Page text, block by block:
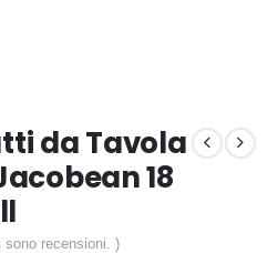
da Tavola
18
sono recensioni. )